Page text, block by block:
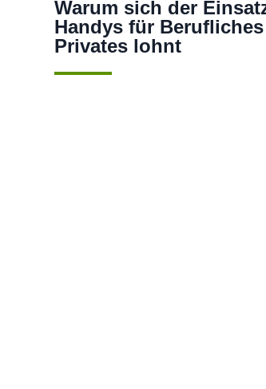
Warum sich der
Handys für
Privates lohnt